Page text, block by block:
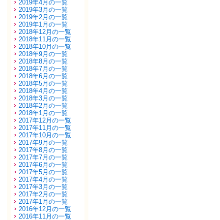
2019年4月の一覧
2019年3月の一覧
2019年2月の一覧
2019年1月の一覧
2018年12月の一覧
2018年11月の一覧
2018年10月の一覧
2018年9月の一覧
2018年8月の一覧
2018年7月の一覧
2018年6月の一覧
2018年5月の一覧
2018年4月の一覧
2018年3月の一覧
2018年2月の一覧
2018年1月の一覧
2017年12月の一覧
2017年11月の一覧
2017年10月の一覧
2017年9月の一覧
2017年8月の一覧
2017年7月の一覧
2017年6月の一覧
2017年5月の一覧
2017年4月の一覧
2017年3月の一覧
2017年2月の一覧
2017年1月の一覧
2016年12月の一覧
2016年11月の一覧